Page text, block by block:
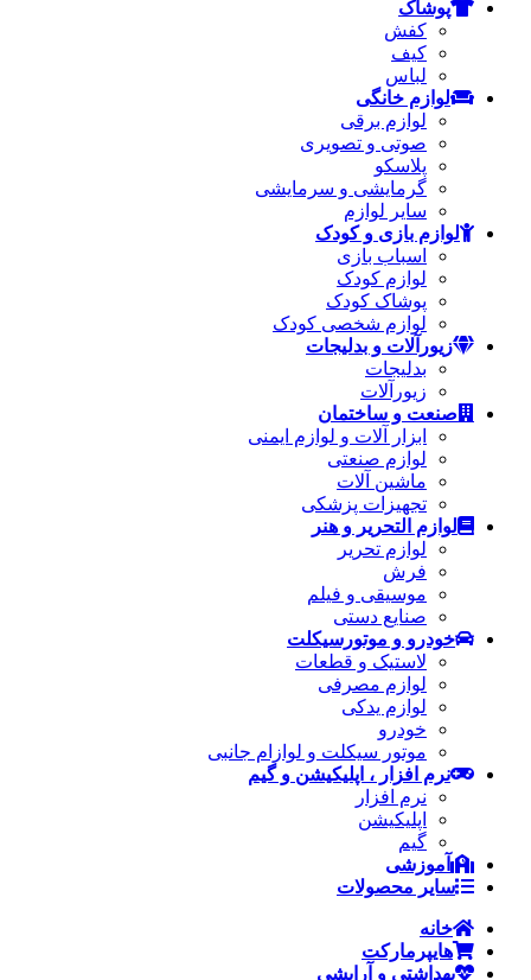
پوشاک
کفش
کیف
لباس
لوازم خانگی
لوازم برقی
صوتی و تصویری
پلاسکو
گرمایشی و سرمایشی
سایر لوازم
لوازم بازی و کودک
اسباب بازی
لوازم کودک
پوشاک کودک
لوازم شخصی کودک
زیورآلات و بدلیجات
بدلیجات
زیورآلات
صنعت و ساختمان
ابزار آلات و لوازم ایمنی
لوازم صنعتی
ماشین آلات
تجهیزات پزشکی
لوازم التحریر و هنر
لوازم تحریر
فرش
موسیقی و فیلم
صنایع دستی
خودرو و موتورسیکلت
لاستیک و قطعات
لوازم مصرفی
لوازم یدکی
خودرو
موتور سیکلت و لوازام جانبی
نرم افزار ، اپلیکیشن و گیم
نرم افزار
اپلیکیشن
گیم
آموزشی
سایر محصولات
خانه
هایپرمارکت
بهداشتی و آرایشی